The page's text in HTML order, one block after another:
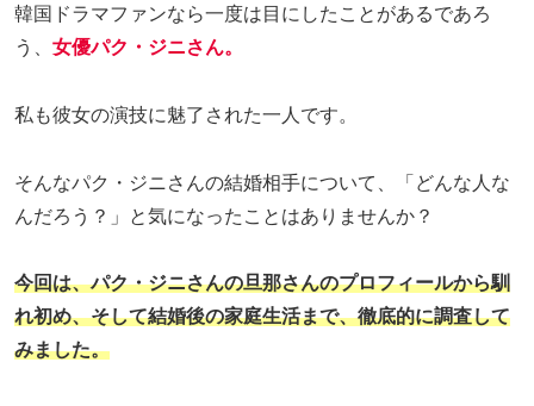
韓国ドラマファンなら一度は目にしたことがあるであろ
う、 女優パク・ジニさん。
私も彼女の演技に魅了された一人です。
そんなパク・ジニさんの結婚相手について、「どんな人な
んだろう？」と気になったことはありませんか？
今回は、パク・ジニさんの旦那さんのプロフィールから馴
れ初め、そして結婚後の家庭生活まで、徹底的に調査して
みました。